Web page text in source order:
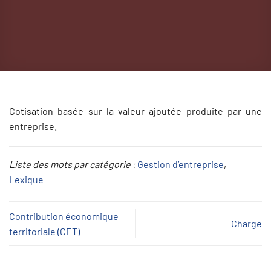
Cotisation basée sur la valeur ajoutée produite par une
entreprise.
Liste des mots par catégorie : Gestion d’entreprise
Lexique
Contribution économique
territoriale (CET)
Charge